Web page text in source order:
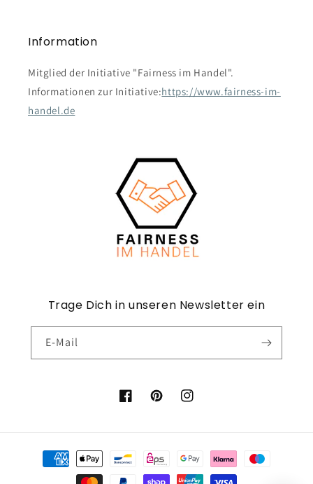
Information
Mitglied der Initiative "Fairness im Handel".
Informationen zur Initiative:https://www.fairness-im-
handel.de
Trage Dich in unseren Newsletter ein
E-Mail
FacebookPinterestInstagram
Zahlungsmethoden